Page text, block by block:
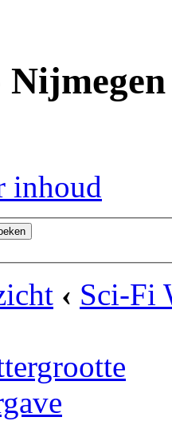
inhoud
‹ Sci-Fi